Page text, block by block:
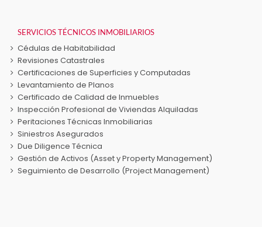
SERVICIOS TÉCNICOS INMOBILIARIOS
Cédulas de Habitabilidad
Revisiones Catastrales
Certificaciones de Superficies y Computadas
Levantamiento de Planos
Certificado de Calidad de Inmuebles
Inspección Profesional de Viviendas Alquiladas
Peritaciones Técnicas Inmobiliarias
Siniestros Asegurados
Due Diligence Técnica
Gestión de Activos (Asset y Property Management)
Seguimiento de Desarrollo (Project Management)